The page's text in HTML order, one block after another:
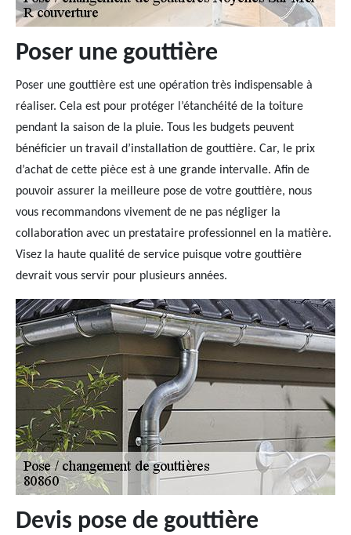
Poser une gouttière
Poser une gouttière est une opération très indispensable à
réaliser. Cela est pour protéger l’étanchéité de la toiture
pendant la saison de la pluie. Tous les budgets peuvent
bénéficier un travail d’installation de gouttière. Car, le prix
d’achat de cette pièce est à une grande intervalle. Afin de
pouvoir assurer la meilleure pose de votre gouttière, nous
vous recommandons vivement de ne pas négliger la
collaboration avec un prestataire professionnel en la matière.
Visez la haute qualité de service puisque votre gouttière
devrait vous servir pour plusieurs années.
Devis pose de gouttière